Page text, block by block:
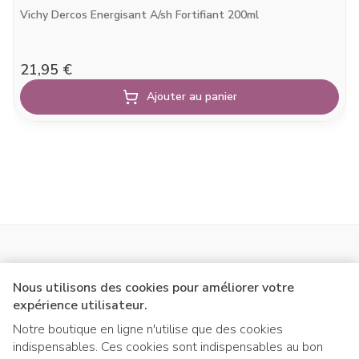
Nous utilisons des cookies pour améliorer votre
expérience utilisateur.
Notre boutique en ligne n'utilise que des cookies
indispensables. Ces cookies sont indispensables au bon
Vichy Dercos Energisant A/sh Fortifiant 200ml
21,95 €
Ajouter au panier